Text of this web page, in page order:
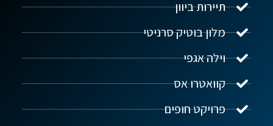
תיירות ביוון
מלון בוטיק סרניטי
וילה אגפי
קוואטרו אס
פרויקט חופים
נדל"ן ביוון G.R.E
שלום! איך אפשר לעזור?